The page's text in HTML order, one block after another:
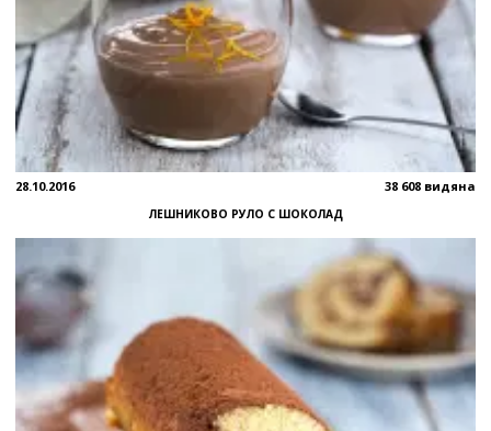
28.10.2016 38 608 видяна
ЛЕШНИКОВО РУЛО С ШОКОЛАД